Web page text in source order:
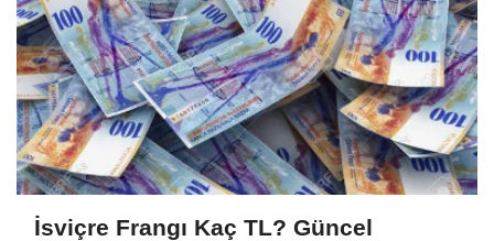
İsviçre Frangı Kaç TL? Güncel